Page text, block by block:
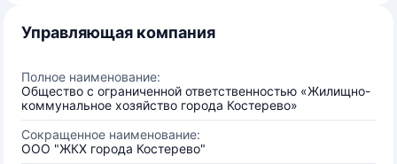
Управляющая компания
Полное наименование:
Общество с ограниченной ответственностью «Жилищно-
коммунальное хозяйство города Костерево»
Сокращенное наименование:
ООО "ЖКХ города Костерево"